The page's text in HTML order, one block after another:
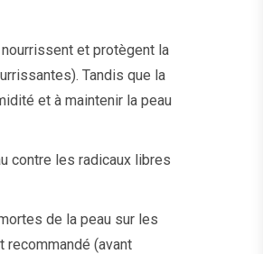
et protègent la
Tandis que la
et à maintenir la peau
contre les radicaux libres
de la peau sur les
(avant